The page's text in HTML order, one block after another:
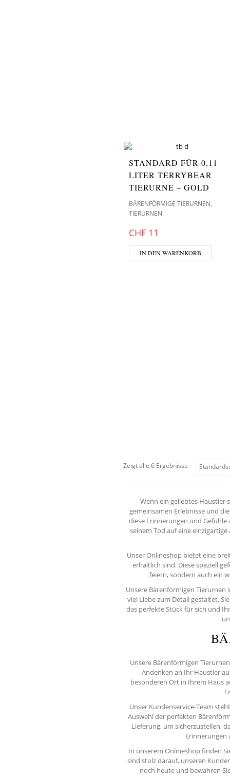
STANDARD FÜR 0,11
LITER TERRYBEAR
TIERURNE – GOLD
BÄRENFÖRMIGE TIERURNEN,
TIERURNEN
CHF 11
IN DEN WARENKORB
Zeigt alle 6 Ergebnisse
Wenn ein geliebtes Haustier
gemeinsamen Erlebnisse und
diese Erinnerungen und
seinem Tod auf eine
Unser Onlineshop bietet eine
erhältlich sind. Diese speziell
feiern, sondern auch ein
Unsere Bärenförmigen
viel Liebe zum Detail gestaltet.
das perfekte Stück für sich und
Unsere Bärenförmigen
Andenken an Ihr Haustier
besonderen Ort in Ihrem Haus
Unser Kundenservice-Team
Auswahl der perfekten
Lieferung, um sicherzustellen,
Erinnerungen
In unserem Onlineshop finden
sind stolz darauf, unseren
noch heute und bewahren